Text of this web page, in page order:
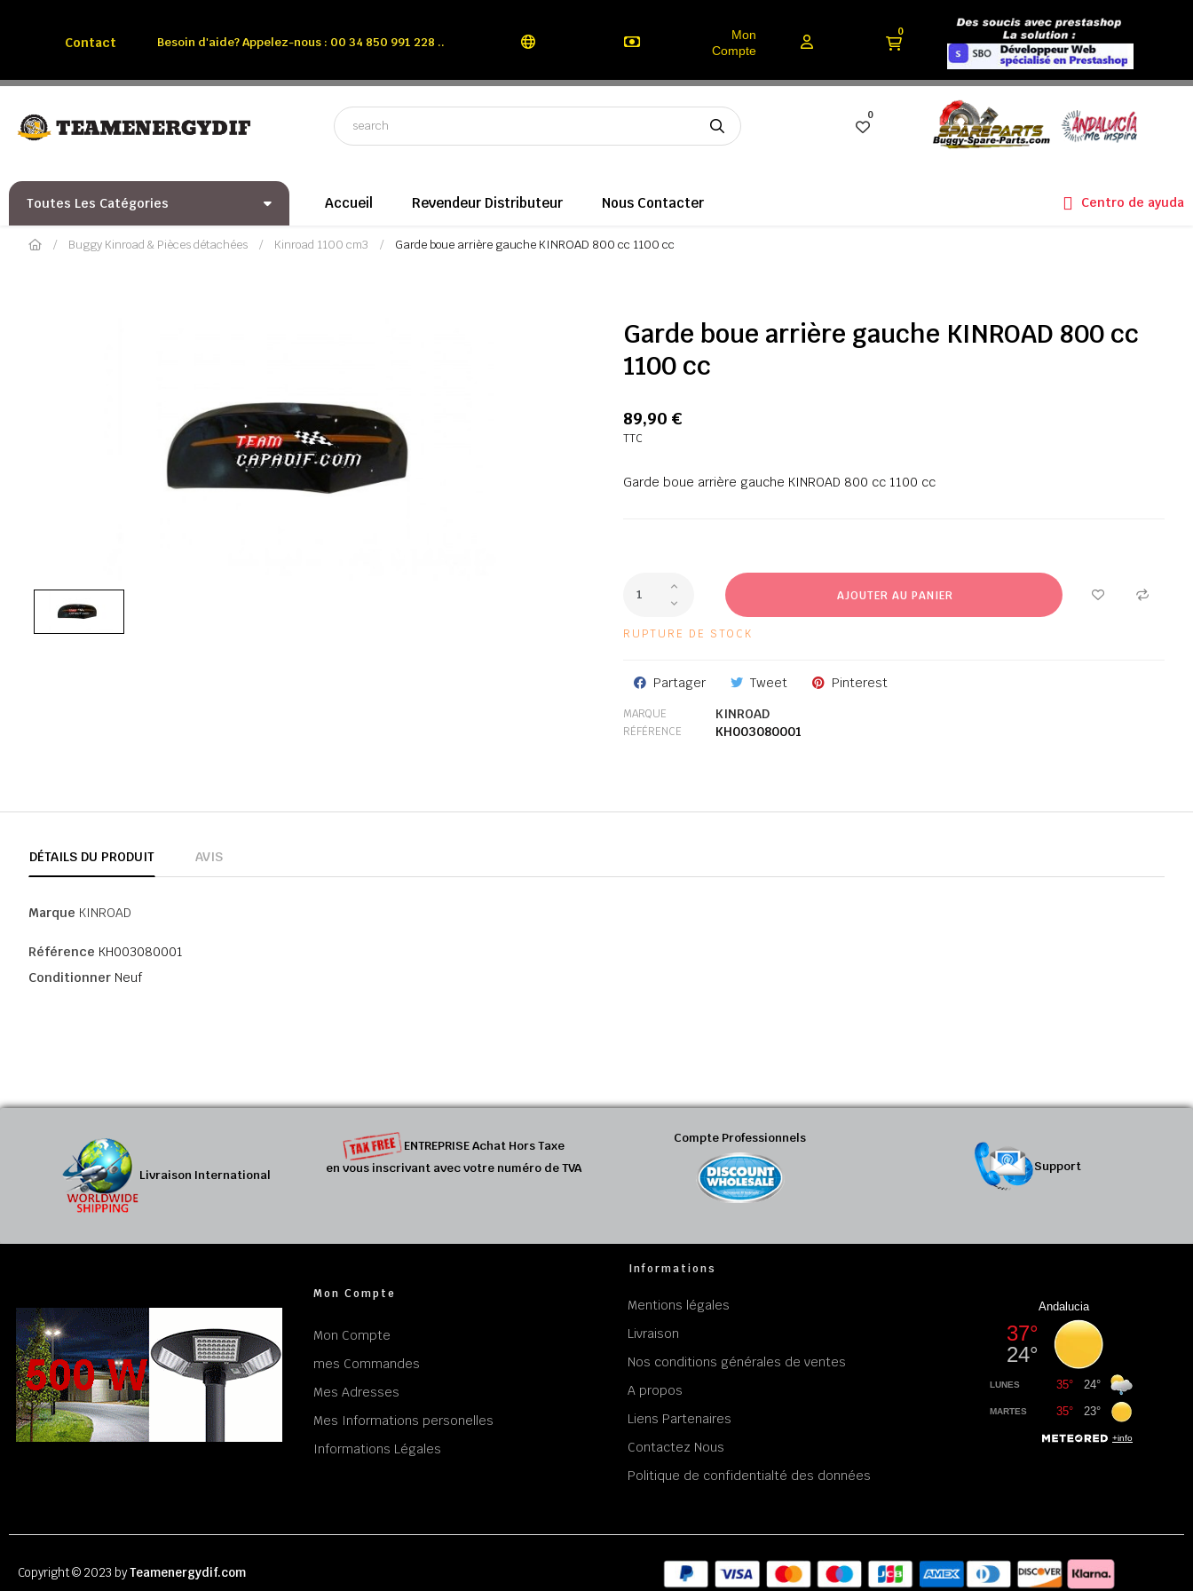
Contact Besoin d'aide? Appelez-nous : 00 34 850 991 228 ..
Mon
Compte
0
0
Toutes Les Catégories Accueil Revendeur Distributeur Nous Contacter Centro de ayuda
Buggy Kinroad & Pièces détachées Kinroad 1100 cm3 Garde boue arrière gauche KINROAD 800 cc 1100 cc
Garde boue arrière gauche KINROAD 800 cc
1100 cc
89,90 €
TTC
Garde boue arrière gauche KINROAD 800 cc 1100 cc
AJOUTER AU PANIER
RUPTURE DE STOCK
Partager Tweet Pinterest
MARQUE KINROAD
RÉFÉRENCE KH003080001
DÉTAILS DU PRODUIT AVIS
Marque KINROAD
Référence KH003080001
Conditionner Neuf
Livraison International
ENTREPRISE Achat Hors Taxe
en vous inscrivant avec votre numéro de TVA
Compte Professionnels
Support
Mon Compte
Mon Compte
mes Commandes
Mes Adresses
Mes Informations personelles
Informations Légales
Informations
Mentions légales
Livraison
Nos conditions générales de ventes
A propos
Liens Partenaires
Contactez Nous
Politique de confidentialté des données
Copyright © 2023 byTeamenergydif.com